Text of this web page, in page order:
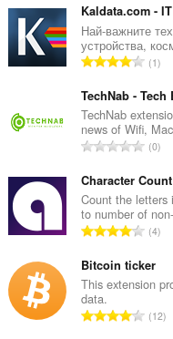
ว
น
ค
ะ
น
น
ร
ว
ม
ทั้
ง
ห
ด
:
Kaldata.com -
Най-важните
устройства,
จำ
ว
น
ค
ะ
น
น
ร
ว
ม
ทั้
ห
1
TechNab - Tech
TechNab
news of Wifi,
จำ
ว
น
ค
ะ
น
น
ร
ว
0
Character Count
Count the letters
to number of
จำ
ว
น
ะ
4
Bitcoin ticker
This extension
data.
จำ
12